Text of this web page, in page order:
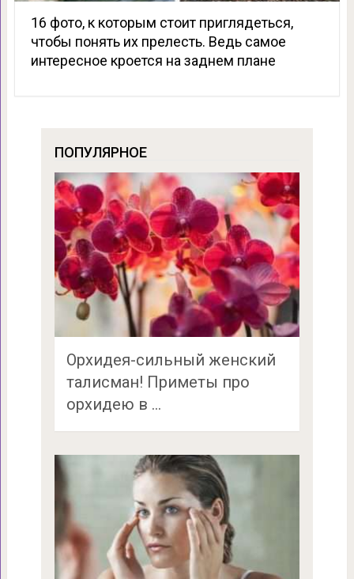
16 фото, к которым стоит приглядеться,
чтобы понять их прелесть. Ведь самое
интересное кроется на заднем плане
ПОПУЛЯРНОЕ
Орхидея-сильный женский
талисман! Приметы про
орхидею в …